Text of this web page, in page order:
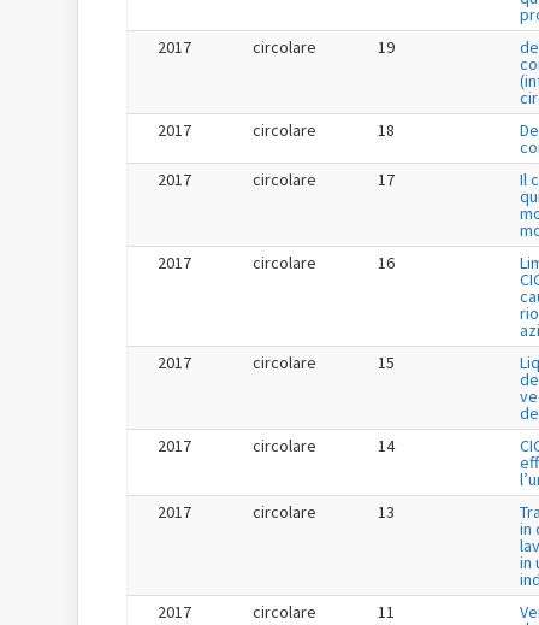
2017
circolare 19
2017
circolare 18
2017
circolare 17 Il
2017
circolare 16
2017
circolare 15
2017
circolare 14
2017
circolare 13
in
in
2017
circolare 11